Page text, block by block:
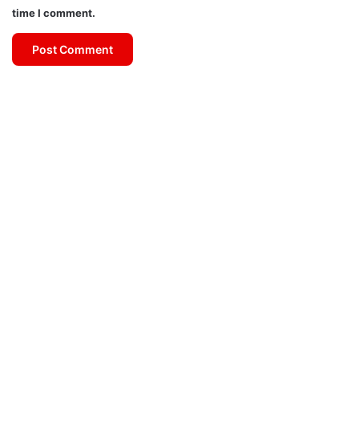
time I comment.